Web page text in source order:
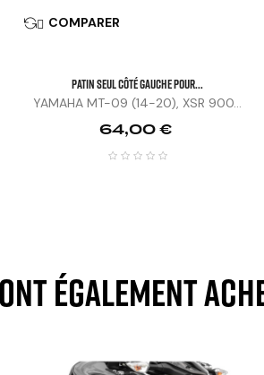
 COMPARER
Patin Seul Côté Gauche Pour...
YAMAHA MT-09 (14-20), XSR 900...
Prix
64,00 €
également